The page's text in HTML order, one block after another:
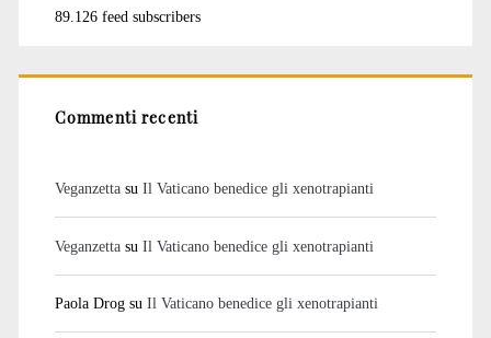
89.126 feed subscribers
Commenti recenti
Veganzettasu Il Vaticano benedice gli xenotrapianti
Veganzettasu Il Vaticano benedice gli xenotrapianti
Paola Drogsu Il Vaticano benedice gli xenotrapianti